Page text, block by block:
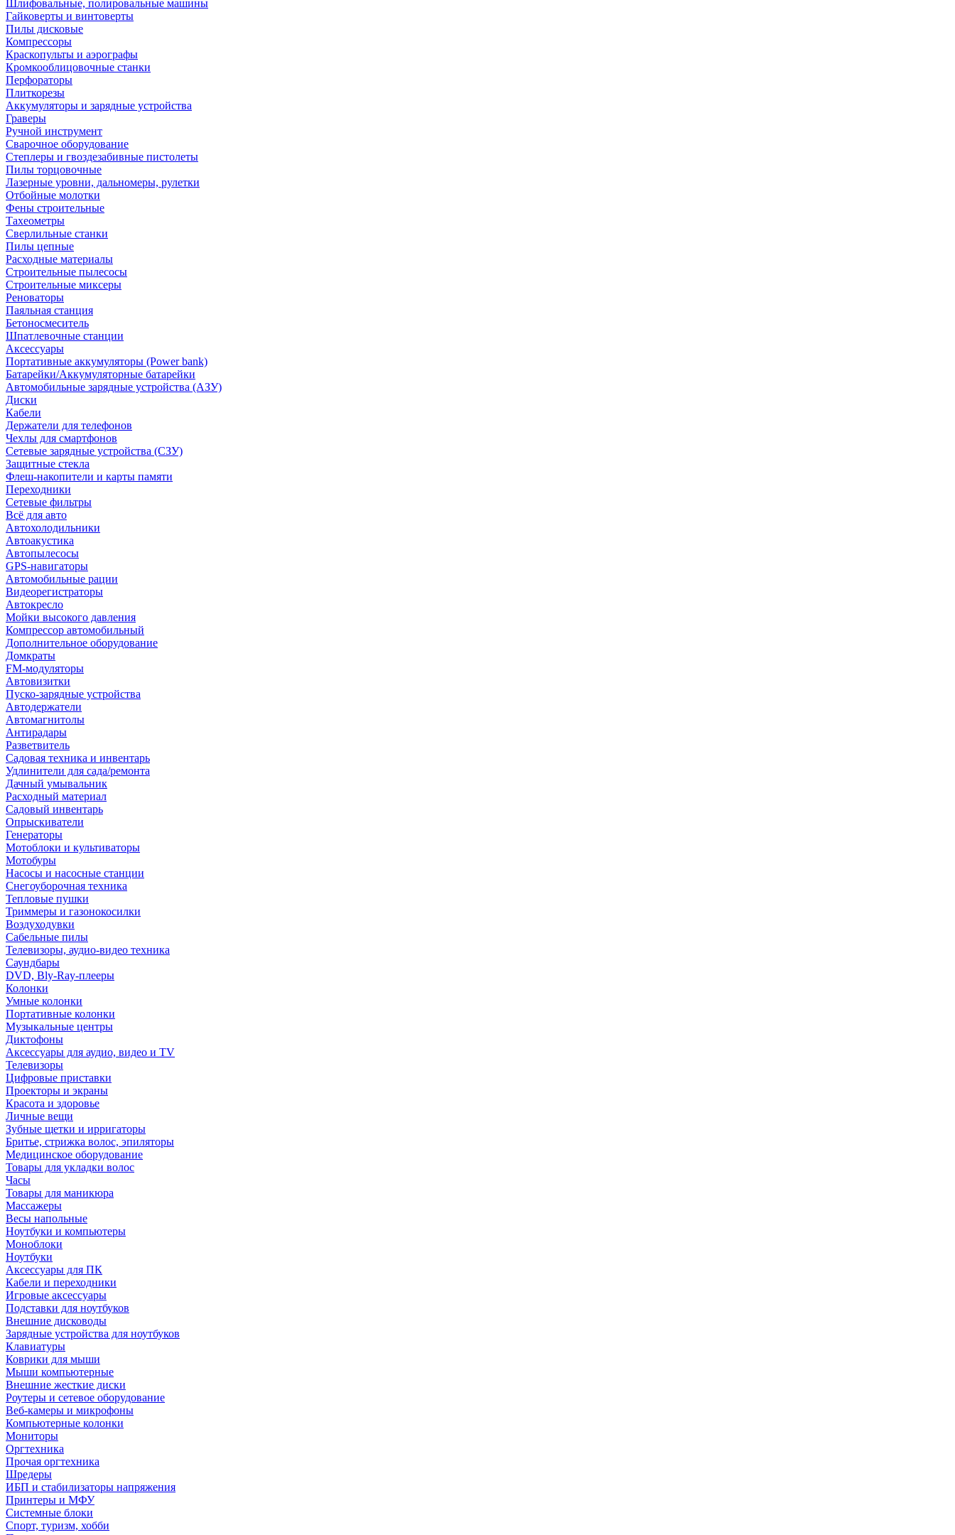
Шлифовальные, полировальные машины
Гайковерты и винтоверты
Пилы дисковые
Компрессоры
Краскопульты и аэрографы
Кромкооблицовочные станки
Перфораторы
Плиткорезы
Аккумуляторы и зарядные устройства
Граверы
Ручной инструмент
Сварочное оборудование
Степлеры и гвоздезабивные пистолеты
Пилы торцовочные
Лазерные уровни, дальномеры, рулетки
Отбойные молотки
Фены строительные
Тахеометры
Сверлильные станки
Пилы цепные
Расходные материалы
Строительные пылесосы
Строительные миксеры
Реноваторы
Паяльная станция
Бетоносмеситель
Шпатлевочные станции
Аксессуары
Портативные аккумуляторы (Power bank)
Батарейки/Аккумуляторные батарейки
Автомобильные зарядные устройства (АЗУ)
Диски
Кабели
Держатели для телефонов
Чехлы для смартфонов
Сетевые зарядные устройства (СЗУ)
Защитные стекла
Флеш-накопители и карты памяти
Переходники
Сетевые фильтры
Всё для авто
Автохолодильники
Автоакустика
Автопылесосы
GPS-навигаторы
Автомобильные рации
Видеорегистраторы
Автокресло
Мойки высокого давления
Компрессор автомобильный
Дополнительное оборудование
Домкраты
FM-модуляторы
Автовизитки
Пуско-зарядные устройства
Автодержатели
Автомагнитолы
Антирадары
Разветвитель
Садовая техника и инвентарь
Удлинители для сада/ремонта
Дачный умывальник
Расходный материал
Садовый инвентарь
Опрыскиватели
Генераторы
Мотоблоки и культиваторы
Мотобуры
Насосы и насосные станции
Снегоуборочная техника
Тепловые пушки
Триммеры и газонокосилки
Воздуходувки
Сабельные пилы
Телевизоры, аудио-видео техника
Саундбары
DVD, Bly-Ray-плееры
Колонки
Умные колонки
Портативные колонки
Музыкальные центры
Диктофоны
Аксессуары для аудио, видео и TV
Телевизоры
Цифровые приставки
Проекторы и экраны
Красота и здоровье
Личные вещи
Зубные щетки и ирригаторы
Бритье, стрижка волос, эпиляторы
Медицинское оборудование
Товары для укладки волос
Часы
Товары для маникюра
Массажеры
Весы напольные
Ноутбуки и компьютеры
Моноблоки
Ноутбуки
Аксессуары для ПК
Кабели и переходники
Игровые аксессуары
Подставки для ноутбуков
Внешние дисководы
Зарядные устройства для ноутбуков
Клавиатуры
Коврики для мыши
Мыши компьютерные
Внешние жесткие диски
Роутеры и сетевое оборудование
Веб-камеры и микрофоны
Компьютерные колонки
Мониторы
Оргтехника
Прочая оргтехника
Шредеры
ИБП и стабилизаторы напряжения
Принтеры и МФУ
Системные блоки
Спорт, туризм, хобби